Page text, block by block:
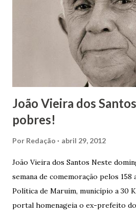
João Vieira dos
pobres!
Por Redação abril 29, 2012
João Vieira dos Santos Neste
semana de comemoração pelos 158
Política de Maruim, município a 30
portal homenageia o ex-prefeito